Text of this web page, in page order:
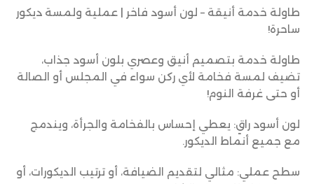
طاولة خدمة أنيقة – لون أسود فاخر | عملية ولمسة ديكور
ساحرة!
طاولة خدمة بتصميم أنيق وعصري بلون أسود جذاب،
تضيف لمسة فخامة لأي ركن سواء في المجلس أو الصالة
أو حتى غرفة النوم!
لون أسود راقٍ: يعطي إحساس بالفخامة والجرأة، ويندمج
مع جميع أنماط الديكور.
سطح عملي: مثالي لتقديم الضيافة، أو ترتيب الديكورات، أو